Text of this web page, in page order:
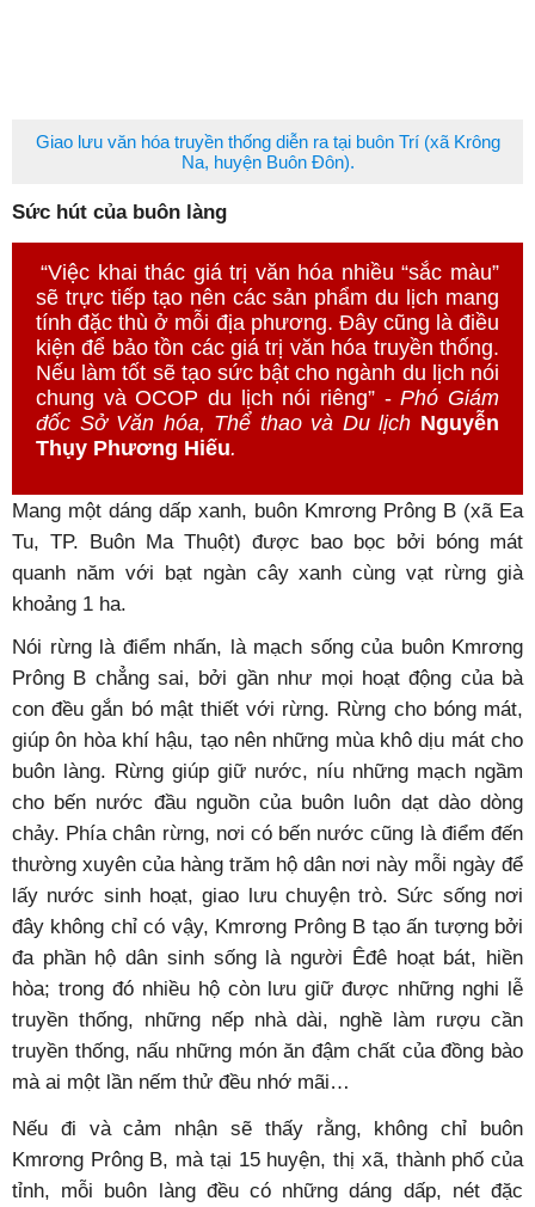
Giao lưu văn hóa truyền thống diễn ra tại buôn Trí (xã Krông
Na, huyện Buôn Đôn).
Sức hút của buôn làng
“Việc khai thác giá trị văn hóa nhiều “sắc màu”
sẽ trực tiếp tạo nên các sản phẩm du lịch mang
tính đặc thù ở mỗi địa phương. Đây cũng là điều
kiện để bảo tồn các giá trị văn hóa truyền thống.
Nếu làm tốt sẽ tạo sức bật cho ngành du lịch nói
chung và OCOP du lịch nói riêng” -Phó Giám
đốc Sở Văn hóa, Thể thao và Du lịch Nguyễn
Thụy Phương Hiếu.
Mang một dáng dấp xanh, buôn Kmrơng Prông B (xã Ea
Tu, TP. Buôn Ma Thuột) được bao bọc bởi bóng mát
quanh năm với bạt ngàn cây xanh cùng vạt rừng già
khoảng 1 ha.
Nói rừng là điểm nhấn, là mạch sống của buôn Kmrơng
Prông B chẳng sai, bởi gần như mọi hoạt động của bà
con đều gắn bó mật thiết với rừng. Rừng cho bóng mát,
giúp ôn hòa khí hậu, tạo nên những mùa khô dịu mát cho
buôn làng. Rừng giúp giữ nước, níu những mạch ngầm
cho bến nước đầu nguồn của buôn luôn dạt dào dòng
chảy. Phía chân rừng, nơi có bến nước cũng là điểm đến
thường xuyên của hàng trăm hộ dân nơi này mỗi ngày để
lấy nước sinh hoạt, giao lưu chuyện trò. Sức sống nơi
đây không chỉ có vậy, Kmrơng Prông B tạo ấn tượng bởi
đa phần hộ dân sinh sống là người Êđê hoạt bát, hiền
hòa; trong đó nhiều hộ còn lưu giữ được những nghi lễ
truyền thống, những nếp nhà dài, nghề làm rượu cần
truyền thống, nấu những món ăn đậm chất của đồng bào
mà ai một lần nếm thử đều nhớ mãi…
Nếu đi và cảm nhận sẽ thấy rằng, không chỉ buôn
Kmrơng Prông B, mà tại 15 huyện, thị xã, thành phố của
tỉnh, mỗi buôn làng đều có những dáng dấp, nét đặc